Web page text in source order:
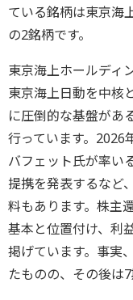
ている銘柄は東京海
の2銘柄です。
東京海上ホールディ
東京海上日動を中核
に圧倒的な基盤があ
行っています。2026
バフェット氏が率い
提携を発表するなど
料もあります。株主
基本と位置付け、利
掲げています。事実
たものの、その後は